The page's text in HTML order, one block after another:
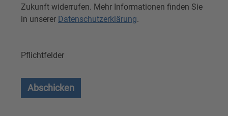
Zukunft widerrufen. Mehr Informationen finden Sie
in unserer Datenschutzerklärung.
Pflichtfelder
Abschicken